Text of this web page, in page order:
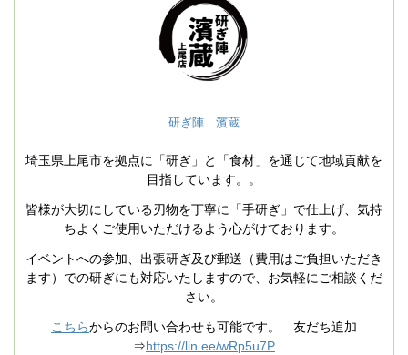
研ぎ陣 濱蔵
埼玉県上尾市を拠点に「研ぎ」と「食材」を通じて地域貢献を
目指しています。。
皆様が大切にしている刃物を丁寧に「手研ぎ」で仕上げ、気持
ちよくご使用いただけるよう心がけております。
イベントへの参加、出張研ぎ及び郵送（費用はご負担いただき
ます）での研ぎにも対応いたしますので、お気軽にご相談くだ
さい。
こちらからのお問い合わせも可能です。 友だち追加
⇒https://lin.ee/wRp5u7P